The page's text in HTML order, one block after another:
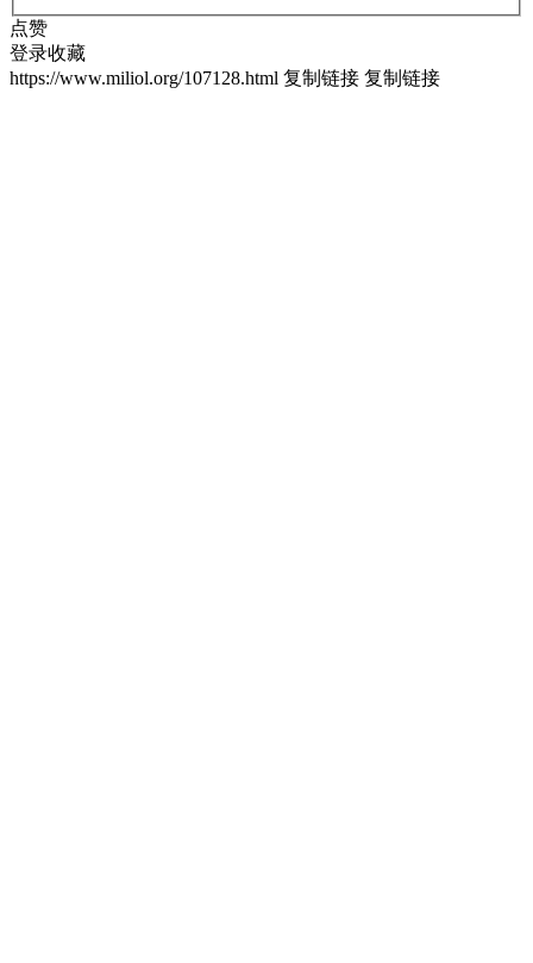
点赞
登录收藏
https://www.miliol.org/107128.html 复制链接 复制链接